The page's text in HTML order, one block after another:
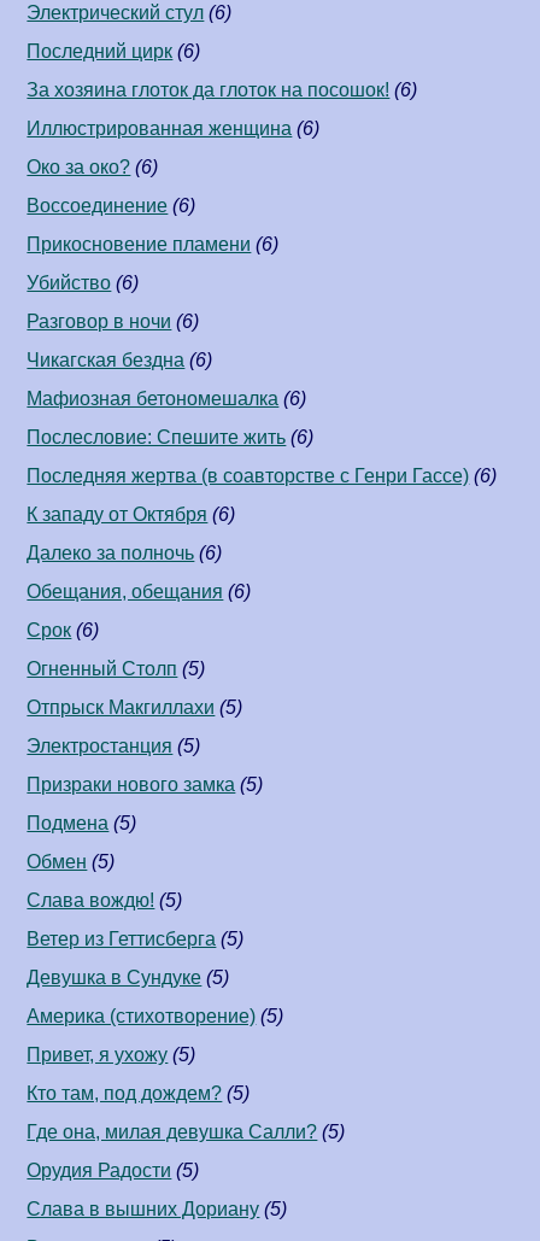
Электрический стул (6)
Последний цирк (6)
За хозяина глоток да глоток на посошок! (6)
Иллюстрированная женщина (6)
Око за око? (6)
Воссоединение (6)
Прикосновение пламени (6)
Убийство (6)
Разговор в ночи (6)
Чикагская бездна (6)
Мафиозная бетономешалка (6)
Послесловие: Спешите жить (6)
Последняя жертва (в соавторстве c Генри Гассе) (6)
К западу от Октября (6)
Далеко за полночь (6)
Обещания, обещания (6)
Срок (6)
Огненный Столп (5)
Отпрыск Макгиллахи (5)
Электростанция (5)
Призраки нового замка (5)
Подмена (5)
Обмен (5)
Слава вождю! (5)
Ветер из Геттисберга (5)
Девушка в Сундуке (5)
Америка (стихотворение) (5)
Привет, я ухожу (5)
Кто там, под дождем? (5)
Где она, милая девушка Салли? (5)
Орудия Радости (5)
Слава в вышних Дориану (5)